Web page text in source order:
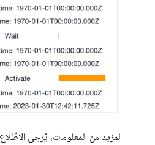
لمزيد من المعلومات، يُرجى